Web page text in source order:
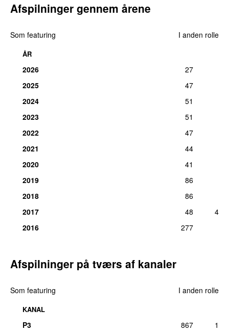
Afspilninger gennem årene
Som featuring I anden rolle
ÅR
2026
27
2025
47
2024
51
2023
51
2022
47
2021
44
2020
41
2019
86
2018
86
2017
48
4
2016
277
Afspilninger på tværs af kanaler
Som featuring I anden rolle
KANAL
P3 867
1